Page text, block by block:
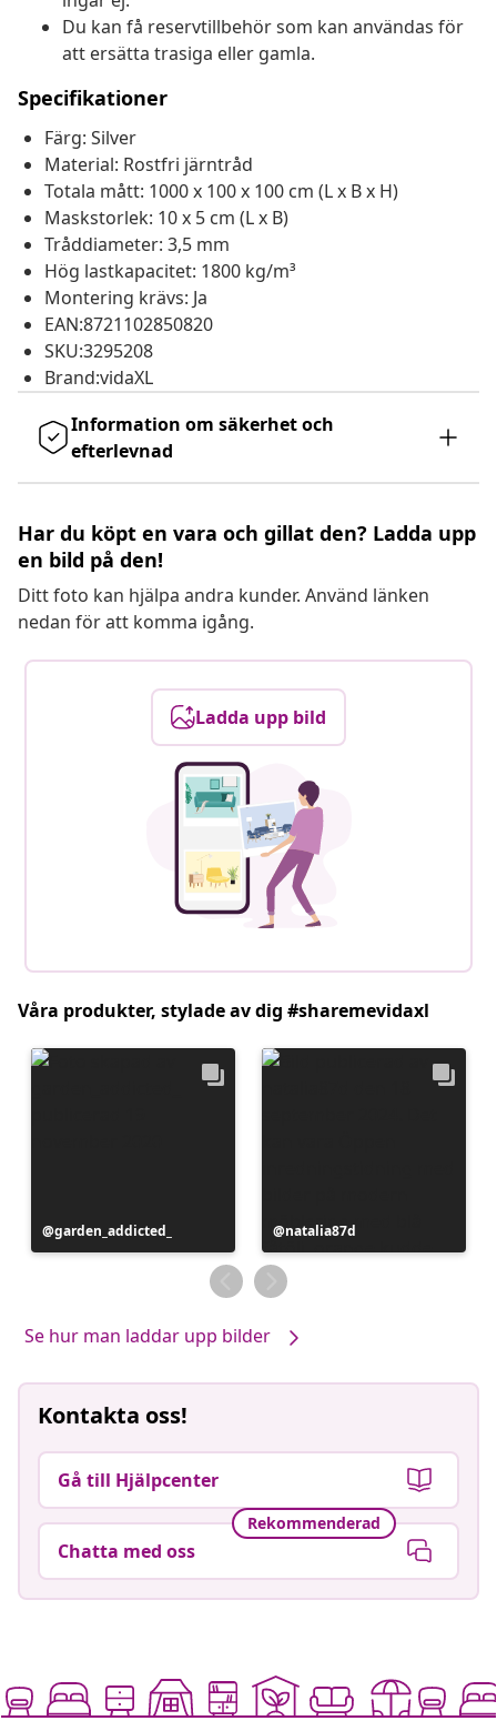
Du kan få reservtillbehör som kan användas för
att ersätta trasiga eller gamla.
Specifikationer
Färg: Silver
Material: Rostfri järntråd
Totala mått: 1000 x 100 x 100 cm (L x B x H)
Maskstorlek: 10 x 5 cm (L x B)
Tråddiameter: 3,5 mm
Hög lastkapacitet: 1800 kg/m³
Montering krävs: Ja
EAN:8721102850820
SKU:3295208
Brand:vidaXL
Information om säkerhet och
efterlevnad
Har du köpt en vara och gillat den? Ladda upp
en bild på den!
Ditt foto kan hjälpa andra kunder. Använd länken
nedan för att komma igång.
Ladda upp bild
Våra produkter, stylade av dig #sharemevidaxl
Inlägg
publicerat
garden_addicted_
Inlägg
publicerat
av
natalia87d
Se hur man laddar upp bilder
Kontakta oss!
Gå till Hjälpcenter
Rekommenderad
Chatta med oss